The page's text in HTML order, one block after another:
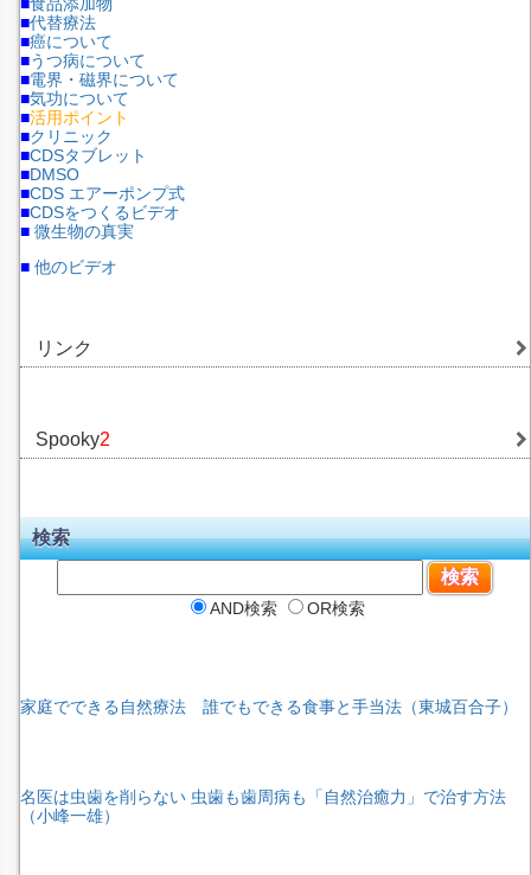
■代替療法
■癌について
■うつ病について
■電界・磁界について
■気功について
■活用ポイント
■クリニック
■CDSタブレット
■DMSO
■CDS エアーポンプ式
■CDSをつくるビデオ
■ 微生物の真実
■ 他のビデオ
リンク
Spooky2
検索
AND検索 OR検索
家庭でできる自然療法 誰でもできる食事と手当法（東城百合子）
名医は虫歯を削らない 虫歯も歯周病も「自然治癒力」で治す方法
（小峰一雄）